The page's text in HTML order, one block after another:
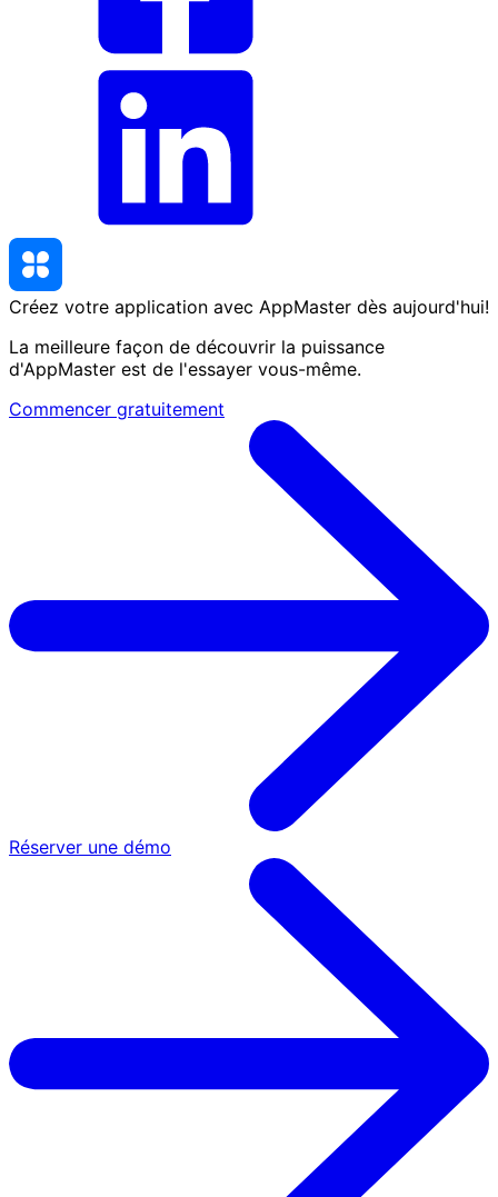
Créez votre application avec AppMaster dès aujourd'hui!
La meilleure façon de découvrir la puissance
d'AppMaster est de l'essayer vous-même.
Commencer gratuitement
Réserver une démo